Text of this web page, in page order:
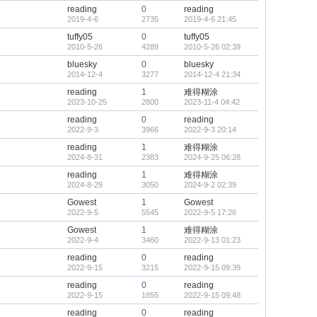
reading
2019-4-6
0
2735
reading
2019-4-6 21:45
tuffy05
2010-5-26
0
4289
tuffy05
2010-5-26 02:39
bluesky
2014-12-4
0
3277
bluesky
2014-12-4 21:34
reading
2023-10-25
1
2800
难得糊涂
2023-11-4 04:42
reading
2022-9-3
0
3966
reading
2022-9-3 20:14
reading
2024-8-31
1
2383
难得糊涂
2024-9-25 06:28
reading
2024-8-29
1
3050
难得糊涂
2024-9-2 02:39
Gowest
2022-9-5
1
5545
Gowest
2022-9-5 17:26
Gowest
2022-9-4
1
3460
难得糊涂
2022-9-13 01:23
reading
2022-9-15
0
3215
reading
2022-9-15 09:39
reading
2022-9-15
0
1855
reading
2022-9-15 09:48
reading 0 reading